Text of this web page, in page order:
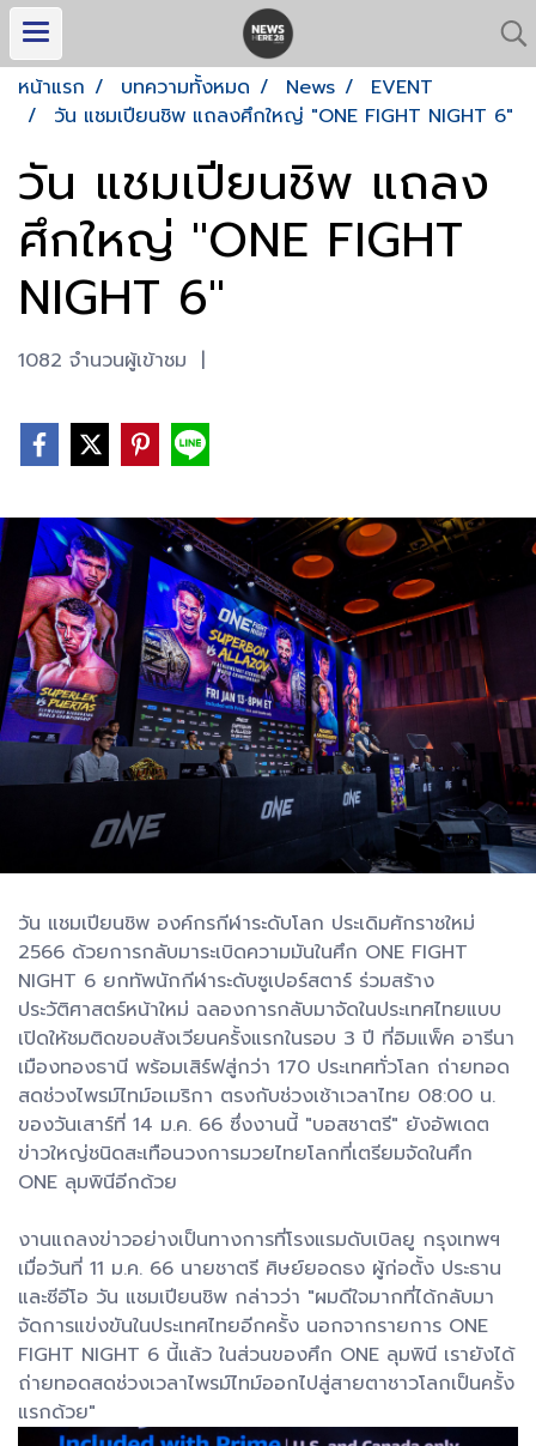
หน้าแรก บทความทั้งหมด News
EVENT
วัน แชมเปียนชิพ แถลงศึกใหญ่ "ONE FIGHT NIGHT 6"
วัน แชมเปียนชิพ แถลง
ศึกใหญ่ "ONE FIGHT
NIGHT 6"
1082 จำนวนผู้เข้าชม |
วัน แชมเปียนชิพ องค์กรกีฬาระดับโลก ประเดิมศักราชใหม่
2566 ด้วยการกลับมาระเบิดความมันในศึก ONE FIGHT
NIGHT 6 ยกทัพนักกีฬาระดับซูเปอร์สตาร์ ร่วมสร้าง
ประวัติศาสตร์หน้าใหม่ ฉลองการกลับมาจัดในประเทศไทยแบบ
เปิดให้ชมติดขอบสังเวียนครั้งแรกในรอบ 3 ปี ที่อิมแพ็ค อารีนา
เมืองทองธานี พร้อมเสิร์ฟสู่กว่า 170 ประเทศทั่วโลก ถ่ายทอด
สดช่วงไพรม์ไทม์อเมริกา ตรงกับช่วงเช้าเวลาไทย 08:00 น.
ของวันเสาร์ที่ 14 ม.ค. 66 ซึ่งงานนี้ "บอสชาตรี" ยังอัพเดต
ข่าวใหญ่ชนิดสะเทือนวงการมวยไทยโลกที่เตรียมจัดในศึก
ONE ลุมพินีอีกด้วย
งานแถลงข่าวอย่างเป็นทางการที่โรงแรมดับเบิลยู กรุงเทพฯ
เมื่อวันที่ 11 ม.ค. 66 นายชาตรี ศิษย์ยอดธง ผู้ก่อตั้ง ประธาน
และซีอีโอ วัน แชมเปียนชิพ กล่าวว่า "ผมดีใจมากที่ได้กลับมา
จัดการแข่งขันในประเทศไทยอีกครั้ง นอกจากรายการ ONE
FIGHT NIGHT 6 นี้แล้ว ในส่วนของศึก ONE ลุมพินี เรายังได้
ถ่ายทอดสดช่วงเวลาไพรม์ไทม์ออกไปสู่สายตาชาวโลกเป็นครั้ง
แรกด้วย"